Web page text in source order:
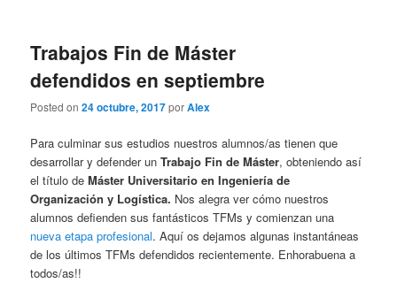
Trabajos Fin de Máster
defendidos en septiembre
Posted on24 octubre, 2017porAlex
Para culminar sus estudios nuestros alumnos/as tienen que
desarrollar y defender unTrabajo Fin de Máster, obteniendo así
el título deMáster Universitario en Ingeniería de
Organización y Logística. Nos alegra ver cómo nuestros
alumnos defienden sus fantásticos TFMs y comienzan una
nueva etapa profesional. Aquí os dejamos algunas instantáneas
de los últimos TFMs defendidos recientemente. Enhorabuena a
todos/as!!